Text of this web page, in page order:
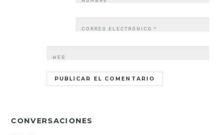
CORREO ELECTRÓNICO*
WEB
CONVERSACIONES